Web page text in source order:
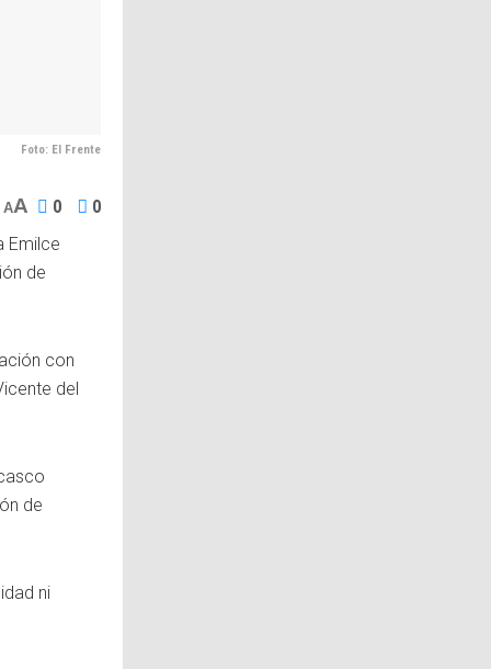
Foto: El Frente
AA 0
0
Emilce
de
con
del
de
ni